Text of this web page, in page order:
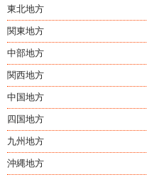
東北地方
関東地方
中部地方
関西地方
中国地方
四国地方
九州地方
沖縄地方